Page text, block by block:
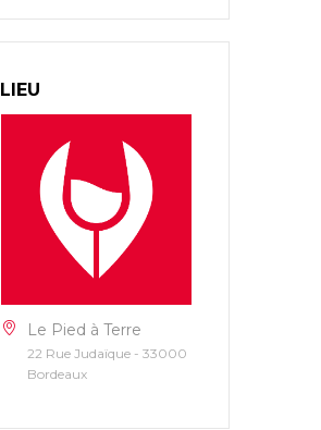
LIEU
Le Pied à Terre
22 Rue Judaïque - 33000
Bordeaux